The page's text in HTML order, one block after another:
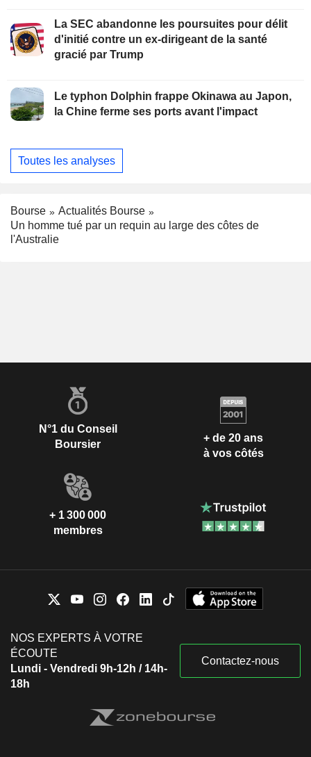
La SEC abandonne les poursuites pour délit
d'initié contre un ex-dirigeant de la santé
gracié par Trump
Le typhon Dolphin frappe Okinawa au Japon,
la Chine ferme ses ports avant l'impact
Toutes les analyses
Bourse
Actualités Bourse
Un homme tué par un requin au large des côtes de
l'Australie
N°1 du Conseil
Boursier
+ de 20 ans
à vos côtés
+ 1 300 000
membres
NOS EXPERTS À VOTRE
ÉCOUTE
Lundi - Vendredi 9h-12h / 14h-
18h
Contactez-nous